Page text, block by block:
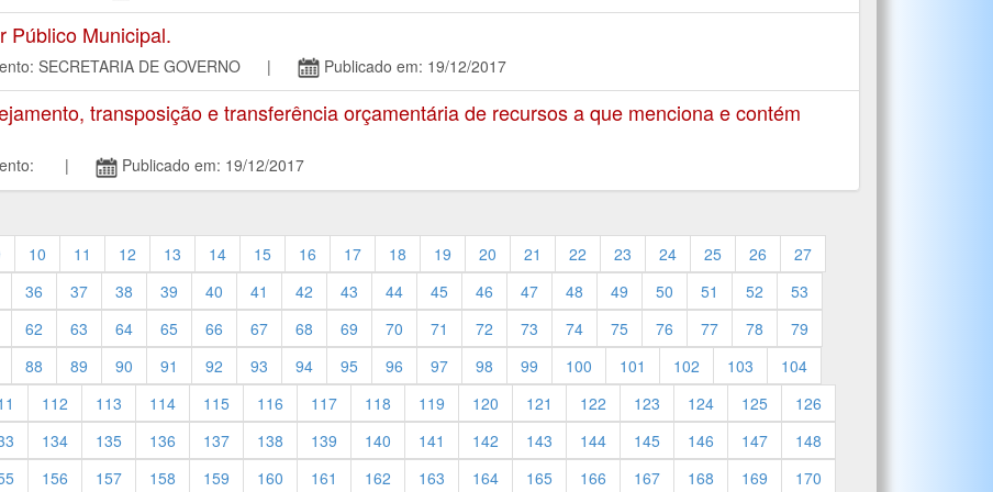
Público Municipal.
SECRETARIA DE GOVERNO | Publicado em: 19/12/2017
transposição e transferência orçamentária de recursos a que menciona e contém
| Publicado em: 19/12/2017
10 11 12 13 14 15 16 17 18 19 20 21 22 23 24 25 26
27
36 37 38 39 40 41 42 43 44 45 46 47 48 49 50 51 52
53
62 63 64 65 66 67 68 69 70 71 72 73 74 75 76 77 78
79
88 89 90 91 92 93 94 95 96 97 98 99 100 101 102 103
104
112 113 114 115 116 117 118 119 120 121 122 123 124 125
126
134 135 136 137 138 139 140 141 142 143 144 145 146 147
148
156 157 158 159 160 161 162 163 164 165 166 167 168 169 170